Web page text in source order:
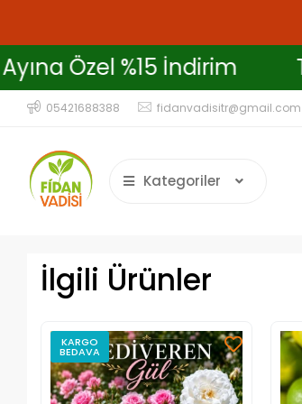
Ayına Özel %15 İndirim
05421688388 fidanvadisitr@gmail.com
Kategoriler
İlgili Ürünler
KARGO
BEDAVA